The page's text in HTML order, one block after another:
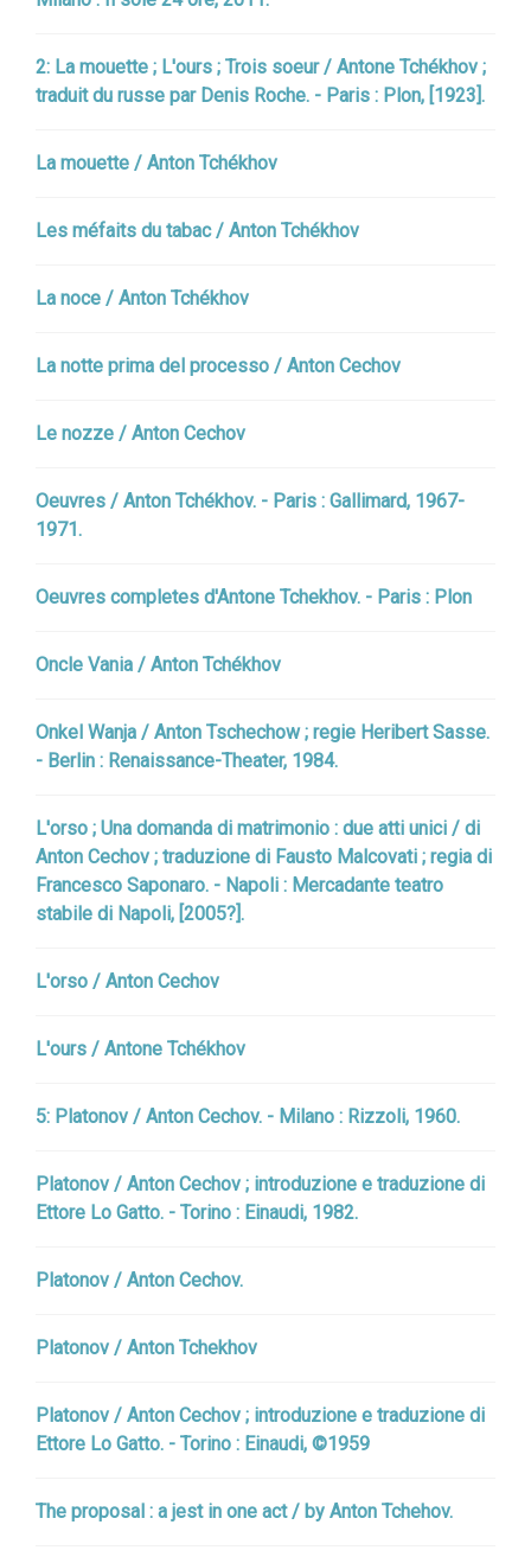
2: La mouette ; L'ours ; Trois soeur / Antone Tchékhov ;
traduit du russe par Denis Roche. - Paris : Plon, [1923].
La mouette / Anton Tchékhov
Les méfaits du tabac / Anton Tchékhov
La noce / Anton Tchékhov
La notte prima del processo / Anton Cechov
Le nozze / Anton Cechov
Oeuvres / Anton Tchékhov. - Paris : Gallimard, 1967-
1971.
Oeuvres completes d'Antone Tchekhov. - Paris : Plon
Oncle Vania / Anton Tchékhov
Onkel Wanja / Anton Tschechow ; regie Heribert Sasse.
- Berlin : Renaissance-Theater, 1984.
L'orso ; Una domanda di matrimonio : due atti unici / di
Anton Cechov ; traduzione di Fausto Malcovati ; regia di
Francesco Saponaro. - Napoli : Mercadante teatro
stabile di Napoli, [2005?].
L'orso / Anton Cechov
L'ours / Antone Tchékhov
5: Platonov / Anton Cechov. - Milano : Rizzoli, 1960.
Platonov / Anton Cechov ; introduzione e traduzione di
Ettore Lo Gatto. - Torino : Einaudi, 1982.
Platonov / Anton Cechov.
Platonov / Anton Tchekhov
Platonov / Anton Cechov ; introduzione e traduzione di
Ettore Lo Gatto. - Torino : Einaudi, ©1959
The proposal : a jest in one act / by Anton Tchehov.